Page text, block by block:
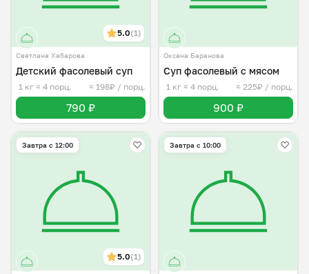
5.0(1)
Светлана Хабарова
Детский фасолевый суп
1 кг ≈ 4 порц. ≈ 198₽ / порц.
790 ₽
Оксана Баранова
Суп фасолевый с мясом
1 кг ≈ 4 порц. ≈ 225₽ / порц.
900 ₽
Завтра c 12:00
5.0(1)
Завтра c 10:00